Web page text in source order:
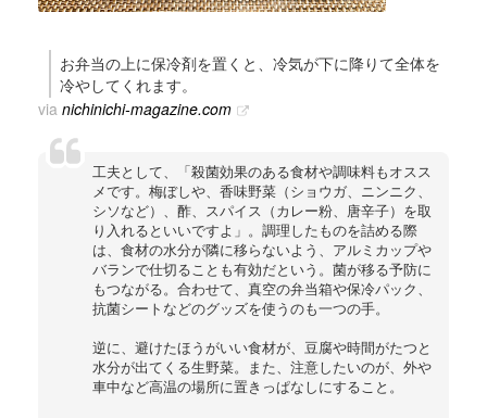
お弁当の上に保冷剤を置くと、冷気が下に降りて全体を
冷やしてくれます。
via nichinichi-magazine.com
工夫として、「殺菌効果のある食材や調味料もオスス
メです。梅ぼしや、香味野菜（ショウガ、ニンニク、
シソなど）、酢、スパイス（カレー粉、唐辛子）を取
り入れるといいですよ」。調理したものを詰める際
は、食材の水分が隣に移らないよう、アルミカップや
バランで仕切ることも有効だという。菌が移る予防に
もつながる。合わせて、真空の弁当箱や保冷パック、
抗菌シートなどのグッズを使うのも一つの手。
逆に、避けたほうがいい食材が、豆腐や時間がたつと
水分が出てくる生野菜。また、注意したいのが、外や
車中など高温の場所に置きっぱなしにすること。